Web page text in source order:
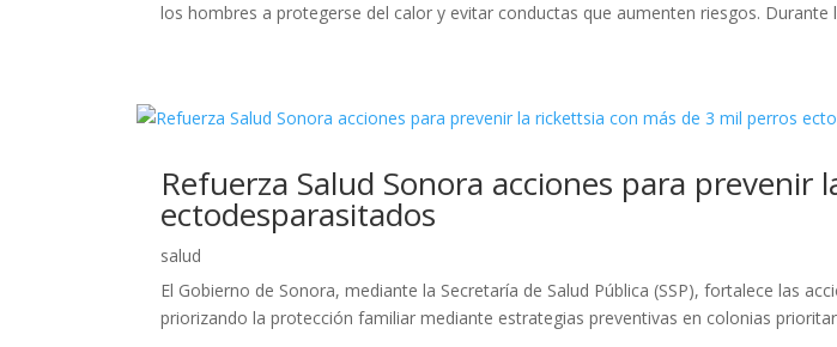
los hombres a protegerse del calor y evitar conductas que aumenten riesgos. Durante
Refuerza Salud Sonora acciones para
ectodesparasitados
salud
El Gobierno de Sonora, mediante la Secretaría de Salud Pública (SSP), fortalece las
priorizando la protección familiar mediante estrategias preventivas en colonias